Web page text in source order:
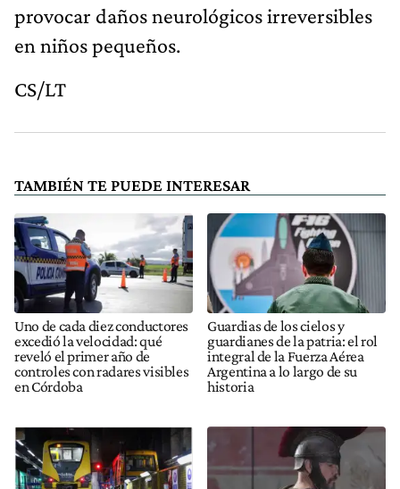
provocar daños neurológicos irreversibles
en niños pequeños.
CS/LT
TAMBIÉN TE PUEDE INTERESAR
Uno de cada diez conductores
excedió la velocidad: qué
reveló el primer año de
controles con radares visibles
en Córdoba
Guardias de los cielos y
guardianes de la patria: el rol
integral de la Fuerza Aérea
Argentina a lo largo de su
historia